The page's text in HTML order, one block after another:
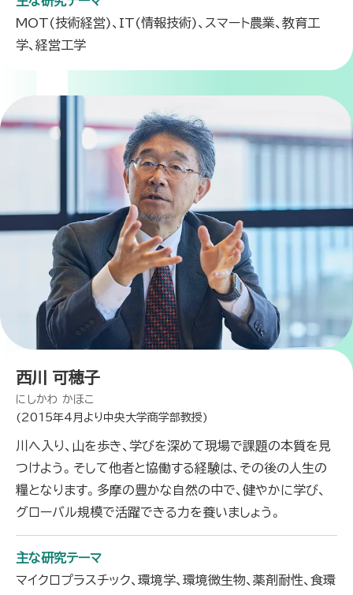
MOT(技術経営)、IT(情報技術)、スマート農業、教育工
学、経営工学
西川 可穂子
にしかわ かほこ
(2015年4月より中央大学商学部教授)
川へ入り、山を歩き、学びを深めて現場で課題の本質を見
つけよう。そして他者と協働する経験は、その後の人生の
糧となります。多摩の豊かな自然の中で、健やかに学び、
グローバル規模で活躍できる力を養いましょう。
主な研究テーマ
マイクロプラスチック、環境学、環境微生物、薬剤耐性、食環